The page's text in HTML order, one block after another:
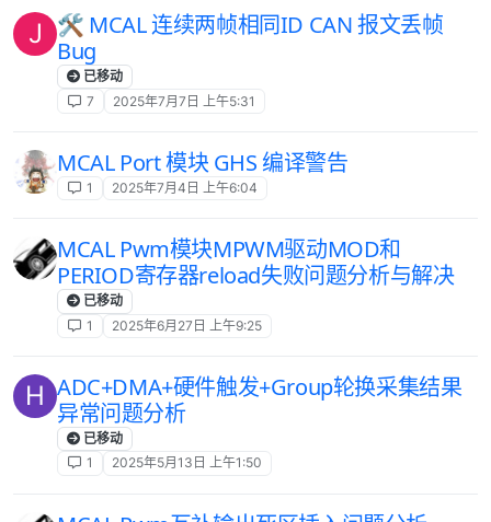
J 🛠️ MCAL 连续两帧相同ID CAN 报文丢帧
Bug
已移动
7
2025年7月7日 上午5:31
MCAL Port 模块 GHS 编译警告
1 2025年7月4日 上午6:04
MCAL Pwm模块MPWM驱动MOD和
PERIOD寄存器reload失败问题分析与解决
已移动
1
2025年6月27日 上午9:25
H ADC+DMA+硬件触发+Group轮换采集结果
异常问题分析
已移动
1
2025年5月13日 上午1:50